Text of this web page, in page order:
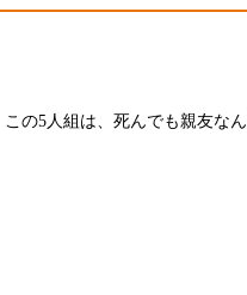
の5人組は、死んでも親友な